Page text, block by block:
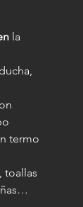
la
termo
toallas